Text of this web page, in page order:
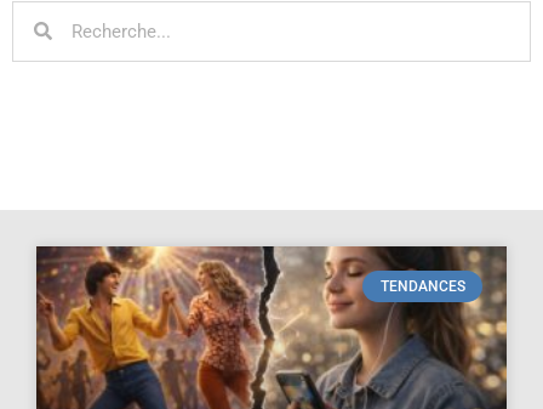
TENDANCES